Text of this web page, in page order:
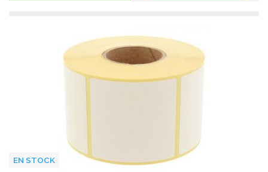
EN STOCK